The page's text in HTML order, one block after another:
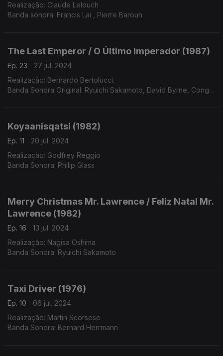
Realização: Claude Lelouch
Banda sonora: Francis Lai , Pierre Barouh
The Last Emperor / O Último Imperador (1987)
Ep. 23
27 jul. 2024
Realização: Bernardo Bertolucci.
Banda Sonora Original: Ryuichi Sakamoto, David Byrne, Cong
Koyaanisqatsi (1982)
Ep. 11
20 jul. 2024
Realização: Godfrey Reggio
Banda Sonora: Philip Glass
Merry Christmas Mr. Lawrence / Feliz Natal Mr.
Lawrence (1982)
Ep. 16
13 jul. 2024
Realização: Nagisa Oshima
Banda Sonora: Ryuichi Sakamoto
Taxi Driver (1976)
Ep. 10
06 jul. 2024
Realização: Martin Scorsese
Banda Sonora: Bernard Herrmann